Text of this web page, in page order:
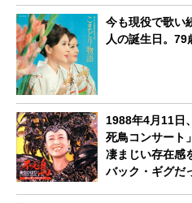
今も現役で歌い
人の誕生日。79
1988年4月11日
死鳥コンサート
凄まじい存在感
バック・ギグだ